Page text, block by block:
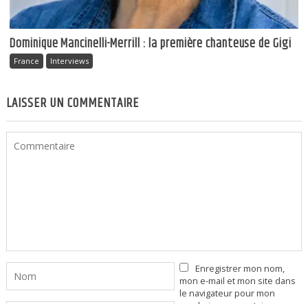
Dominique Mancinelli-Merrill : la première chanteuse de Gigi
France Interviews
LAISSER UN COMMENTAIRE
Enregistrer mon nom,
mon e-mail et mon site dans
le navigateur pour mon